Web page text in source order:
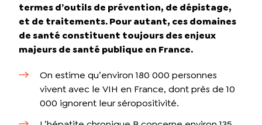
termes d’outils de prévention, de dépistage,
et de traitements. Pour autant, ces domaines
de santé constituent toujours des enjeux
majeurs de santé publique en France.
On estime qu’environ 180 000 personnes
vivent avec le VIH en France, dont près de 10
000 ignorent leur séropositivité.